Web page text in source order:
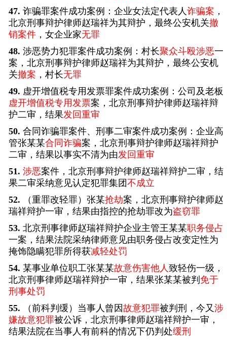
47. 诈骗罪案件成功案例：企业女法定代表人 诈骗案 ，
北京刑事辩护律师赵瑞祥为其辩护，最终公安机关撤
销案件 ，女企业家无罪
48. 涉恶势力犯罪案件成功案例：村长聚众斗殴涉恶一
案，北京刑事辩护律师赵瑞祥为其辩护，最终公安机
关撤案 ，村长无罪
49. 虚开增值税专用发票罪案件成功案例：公司及老板
虚开增值税专用发票案，北京刑事辩护律师赵瑞祥辩
护二审，结果发回重审
50. 合同诈骗罪案件、刑事二审案件成功案例：企业高
管张某某合同诈骗案，北京刑事辩护律师赵瑞祥辩护
二审，结果以事实不清为由发回重审
51. 涉恶案件，北京刑事辩护律师赵瑞祥辩护二审，结
果二审采纳意见认定犯罪集团不成立
52.
（重罪改轻罪）张某抢劫案，北京刑事辩护律师赵
瑞祥辩护一审，结果由指控的抢劫罪改为盗窃罪
53. 北京刑事律师赵瑞祥辩护企业主管王某某职务侵占
一案，结果法院采纳律师意见由职务侵占改变定性为
掩饰隐瞒犯罪所得获减轻处罚
54. 某事业单位职工张某某故意伤害他人 致轻伤一级，
北京刑事律师赵瑞祥辩护一审，结果张某某被判 免于
刑事处罚
55.
（前科判缓）当事人曾因故意犯罪被判刑，今又 涉
嫌故意犯罪被公诉，北京刑事律师赵瑞祥辩护一审，
结果法院在当事人有前科的情况下仍判处缓刑